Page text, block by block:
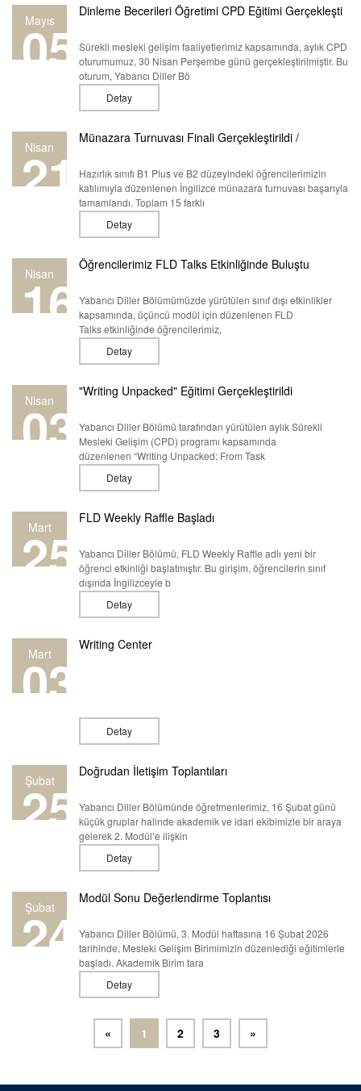
Mayıs
05
Dinleme Becerileri Öğretimi CPD Eğitimi Gerçekleşti
Sürekli mesleki gelişim faaliyetlerimiz kapsamında, aylık CPD
oturumumuz, 30 Nisan Perşembe günü gerçekleştirilmiştir. Bu
oturum, Yabancı Diller Bö
Detay
Nisan
21
Münazara Turnuvası Finali Gerçekleştirildi /
Hazırlık sınıfı B1 Plus ve B2 düzeyindeki öğrencilerimizin
katılımıyla düzenlenen İngilizce münazara turnuvası başarıyla
tamamlandı. Toplam 15 farklı
Detay
Nisan
16
Öğrencilerimiz FLD Talks Etkinliğinde Buluştu
Yabancı Diller Bölümümüzde yürütülen sınıf dışı etkinlikler
kapsamında, üçüncü modül için düzenlenen FLD
Talks etkinliğinde öğrencilerimiz,
Detay
Nisan
03
"Writing Unpacked" Eğitimi Gerçekleştirildi
Yabancı Diller Bölümü tarafından yürütülen aylık Sürekli
Mesleki Gelişim (CPD) programı kapsamında
düzenlenen “Writing Unpacked: From Task
Detay
Mart
25
FLD Weekly Raffle Başladı
Yabancı Diller Bölümü, FLD Weekly Raffle adlı yeni bir
öğrenci etkinliği başlatmıştır. Bu girişim, öğrencilerin sınıf
dışında İngilizceyle b
Detay
Mart
03
Writing Center
Detay
Şubat
25
Doğrudan İletişim Toplantıları
Yabancı Diller Bölümünde öğretmenlerimiz, 16 Şubat günü
küçük gruplar halinde akademik ve idari ekibimizle bir araya
gelerek 2. Modül’e ilişkin
Detay
Şubat
24
Modül Sonu Değerlendirme Toplantısı
Yabancı Diller Bölümü, 3. Modül haftasına 16 Şubat 2026
tarihinde, Mesleki Gelişim Birimimizin düzenlediği eğitimlerle
başladı. Akademik Birim tara
Detay
« 1 2 3 »